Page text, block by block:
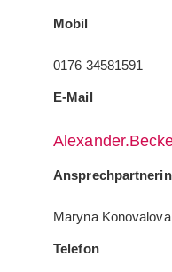
Mobil
0176 34581591
E-Mail
Ansprechpartnerin
Maryna Konovalova
Telefon